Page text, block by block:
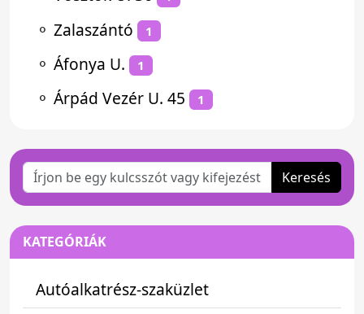
⚬ Zalaszántó 1
⚬ Áfonya U. 1
⚬ Árpád Vezér U. 45 1
Keresés
KATEGÓRIÁK
Autóalkatrész-szaküzlet